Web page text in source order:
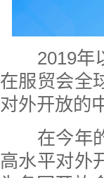
2019年以
在服贸会全
对外开放的
在今年的
高水平对外